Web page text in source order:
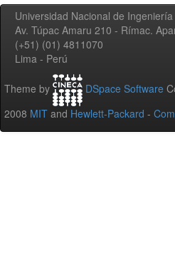
Universidad Nacional de
Av. Túpac Amaru 210 - Rímac.
(+51) (01) 4811070
Lima - Perú
Theme by DSpace Software
2008 MIT and Hewlett-Packard -